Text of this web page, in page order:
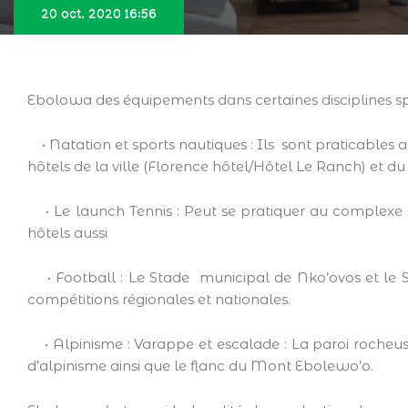
20 oct. 2020 16:56
Ebolowa des équipements dans certaines disciplines
• Natation et sports nautiques : Ils sont praticables
hôtels de la ville (Florence hôtel/Hôtel Le Ranch) et
• Le launch Tennis : Peut se pratiquer au complexe
hôtels aussi
• Football : Le Stade municipal de Nko’ovos et le
compétitions régionales et nationales.
• Alpinisme : Varappe et escalade : La paroi
d’alpinisme ainsi que le flanc du Mont Ebolewo’o.